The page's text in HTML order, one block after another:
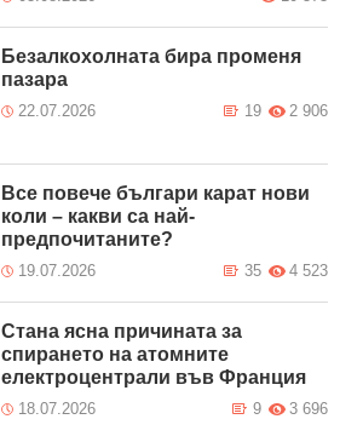
Безалкохолната бира променя
пазара
22.07.2026 2 906
19
Все повече българи карат нови
коли – какви са най-
предпочитаните?
19.07.2026 4 523
35
Стана ясна причината за
спирането на атомните
електроцентрали във Франция
18.07.2026 3 696
9